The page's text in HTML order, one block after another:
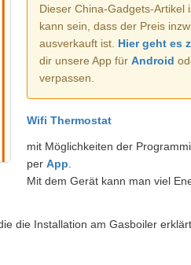
Dieser China-Gadgets-Artikel
kann sein, dass der Preis
ausverkauft ist. Hier geht es
dir unsere App für Android
verpassen.
Wifi Thermostat
mit Möglichkeiten der
per App
Mit dem Gerät kann man viel
die Installation am Gasboiler